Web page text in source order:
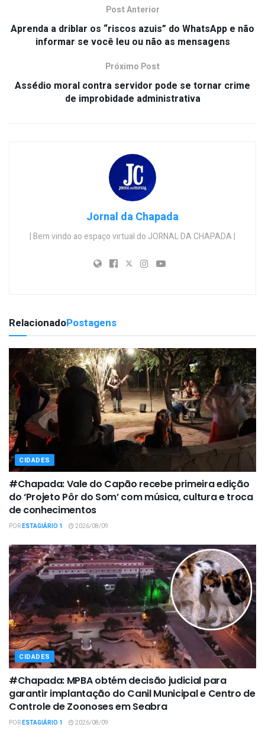
Post Anterior
Aprenda a driblar os “riscos azuis” do WhatsApp e não
informar se você leu ou não as mensagens
Próximo Post
Assédio moral contra servidor pode se tornar crime
de improbidade administrativa
Jornal da Chapada
| Bem vindo ao espaço virtual do JORNAL DA CHAPADA |
RelacionadoPostagens
CIDADES
#Chapada: Vale do Capão recebe primeira edição
do ‘Projeto Pôr do Som’ com música, cultura e troca
de conhecimentos
PORESTAGIÁRIO 1 2026/08/09
CIDADES
#Chapada: MPBA obtém decisão judicial para
garantir implantação do Canil Municipal e Centro de
Controle de Zoonoses em Seabra
PORESTAGIÁRIO 1 2026/08/09